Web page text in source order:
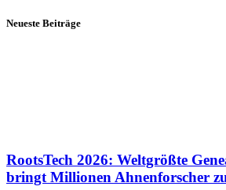
Neueste Beiträge
RootsTech 2026: Weltgrößte
bringt Millionen Ahnenforscher